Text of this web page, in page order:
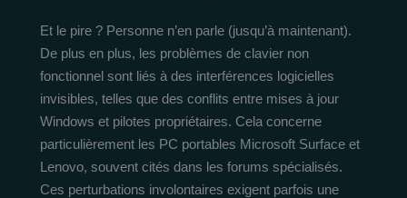
Et le pire ? Personne n’en parle (jusqu’à maintenant).
De plus en plus, les problèmes de clavier non
fonctionnel sont liés à des interférences logicielles
invisibles, telles que des conflits entre mises à jour
Windows et pilotes propriétaires. Cela concerne
particulièrement les PC portables Microsoft Surface et
Lenovo, souvent cités dans les forums spécialisés.
Ces perturbations involontaires exigent parfois une